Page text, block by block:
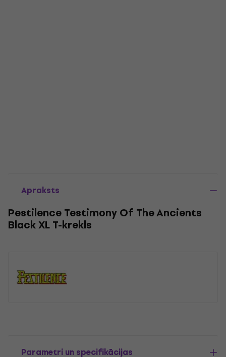
Apraksts
Pestilence Testimony Of The Ancients
Black XL T-krekls
Parametri un specifikācijas